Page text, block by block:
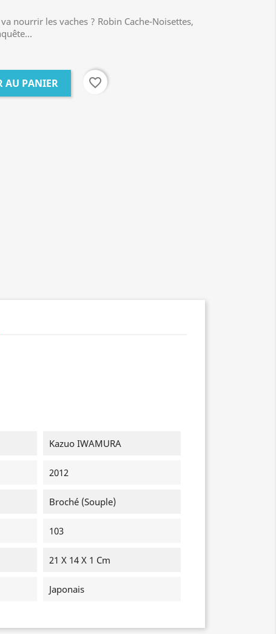
nourrir les vaches ? Robin Cache-Noisettes,
AU PANIER favorite_border
Kazuo IWAMURA
2012
Broché (souple)
103
21 X 14 X 1 Cm
Japonais